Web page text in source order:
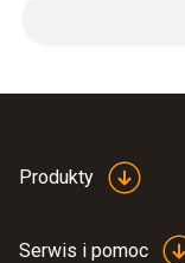
Produkty
Serwis i pomoc